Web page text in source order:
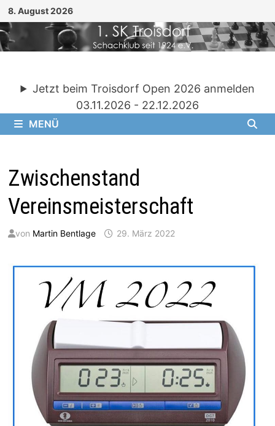
Zum
Inhalt
springen
8. August 2026
Jetzt beim Troisdorf Open 2026 anmelden
03.11.2026 - 22.12.2026
MENÜ
Zwischenstand
Vereinsmeisterschaft
von Martin Bentlage 29. März 2022